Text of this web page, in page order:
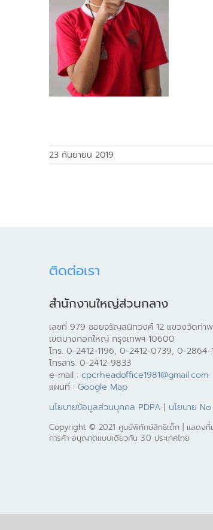
23 กันยายน 2019
ติดต่อเรา
สำนักงานใหญ่ส่วนกลาง
เลขที่ 979 ซอยจรัญสนิทวงศ์ 12 แขวงวัดท่าพ
เขตบางกอกใหญ่ กรุงเทพฯ 10600
โทร. 0-2412-1196, 0-2412-0739, 0-2864-
โทรสาร. 0-2412-9833
e-mail : cpcrheadoffice1981@gmail.com
แผนที่ : Google Map
นโยบายข้อมูลส่วนบุคคล PDPA | นโยบาย
Copyright © 2021 ศูนย์พิทักษ์สิทธิเด็ก | แสดงที่ม
การค้า-อนุญาตแบบเดียวกัน 3.0 ประเทศไทย